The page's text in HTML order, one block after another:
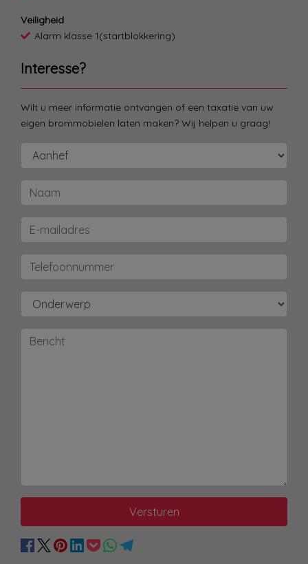
Veiligheid
Alarm klasse 1(startblokkering)
Interesse?
Wilt u meer informatie ontvangen of een taxatie van uw
eigen brommobielen laten maken? Wij helpen u graag!
Versturen